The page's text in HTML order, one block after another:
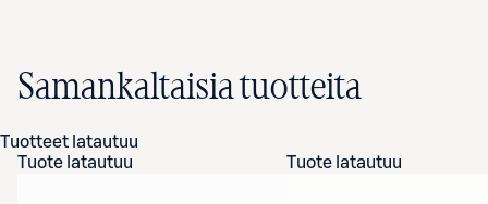
Samankaltaisia tuotteita
Tuotteet latautuu
Tuote latautuu
Tuote latautuu